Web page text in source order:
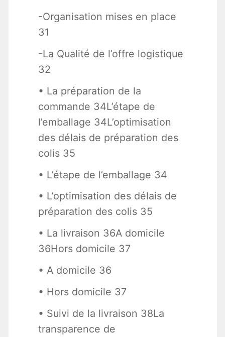
-Organisation mises en place
31
-La Qualité de l’offre logistique
32
• La préparation de la
commande 34L’étape de
l’emballage 34L’optimisation
des délais de préparation des
colis 35
• L’étape de l’emballage 34
• L’optimisation des délais de
préparation des colis 35
• La livraison 36A domicile
36Hors domicile 37
• A domicile 36
• Hors domicile 37
• Suivi de la livraison 38La
transparence de